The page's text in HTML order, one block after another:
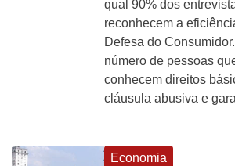
qual 90% dos
reconhecem a
Defesa do
número de pessoas
conhecem direitos
cláusula abusiva e
Economia